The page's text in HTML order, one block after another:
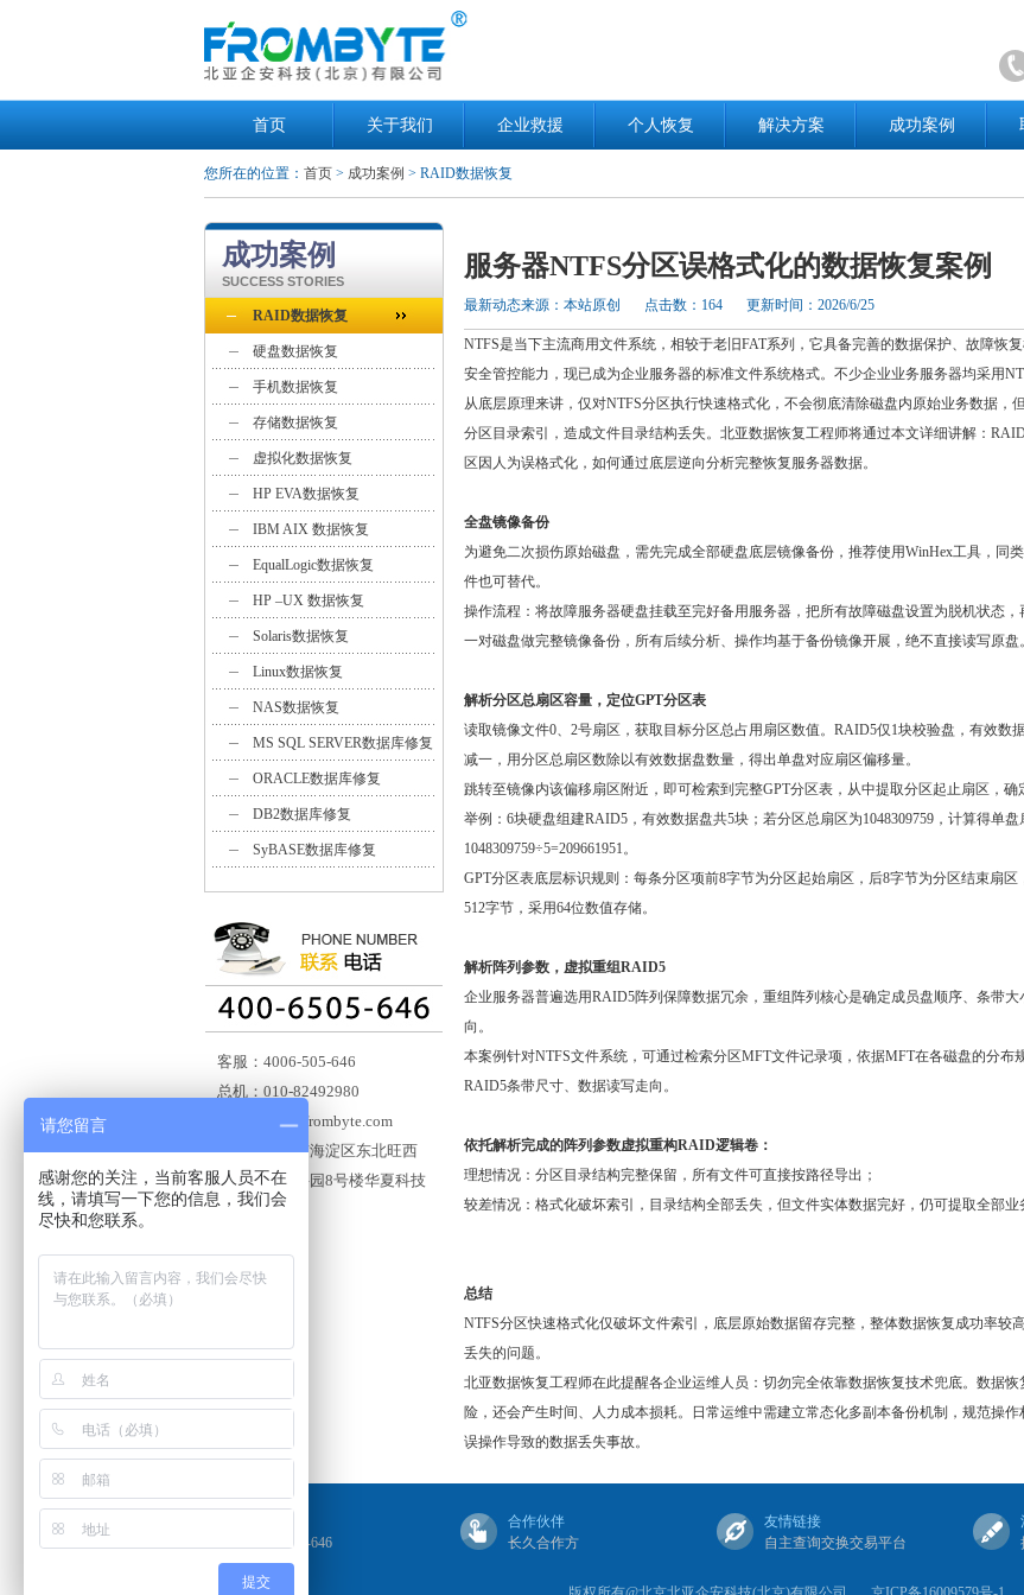
首页 关于我们 企业救援 个人恢复 解决方案 成功案例
您所在的位置： 首页 > 成功案例 > RAID数据恢复
成功案例
SUCCESS STORIES
RAID数据恢复
硬盘数据恢复
手机数据恢复
存储数据恢复
虚拟化数据恢复
HP EVA数据恢复
IBM AIX 数据恢复
EqualLogic数据恢复
HP –UX 数据恢复
Solaris数据恢复
Linux数据恢复
NAS数据恢复
MS SQL SERVER数据库修复
ORACLE数据库修复
DB2数据库修复
SyBASE数据库修复
客服：4006-505-646
总机：010-82492980
邮箱：user@frombyte.com
地址：北京市海淀区东北旺西
路中关村软件园8号楼华夏科技
大厦309A
服务器NTFS分区误格式化的数据恢复案例
最新动态来源：本站原创 点击数：164 更新时间：2026/6/25
NTFS是当下主流商用文件系统，相较于老旧FAT系列，它具备完善的数据保护、故障恢
安全管控能力，现已成为企业服务器的标准文件系统格式。不少企业业务服务器均采用
从底层原理来讲，仅对NTFS分区执行快速格式化，不会彻底清除磁盘内原始业务数据，
分区目录索引，造成文件目录结构丢失。北亚数据恢复工程师将通过本文详细讲解：
区因人为误格式化，如何通过底层逆向分析完整恢复服务器数据。
全盘镜像备份
为避免二次损伤原始磁盘，需先完成全部硬盘底层镜像备份，推荐使用WinHex工具，同
件也可替代。
操作流程：将故障服务器硬盘挂载至完好备用服务器，把所有故障磁盘设置为脱机状态，
一对磁盘做完整镜像备份，所有后续分析、操作均基于备份镜像开展，绝不直接读写原盘。
解析分区总扇区容量，定位GPT分区表
读取镜像文件0、2号扇区，获取目标分区总占用扇区数值。RAID5仅1块校验盘，有效数
减一，用分区总扇区数除以有效数据盘数量，得出单盘对应扇区偏移量。
跳转至镜像内该偏移扇区附近，即可检索到完整GPT分区表，从中提取分区起止扇区，确
举例：6块硬盘组建RAID5，有效数据盘共5块；若分区总扇区为1048309759，计算得单盘
1048309759÷5=209661951。
GPT分区表底层标识规则：每条分区项前8字节为分区起始扇区，后8字节为分区结束扇区
512字节，采用64位数值存储。
解析阵列参数，虚拟重组RAID5
企业服务器普遍选用RAID5阵列保障数据冗余，重组阵列核心是确定成员盘顺序、条带大
向。
本案例针对NTFS文件系统，可通过检索分区MFT文件记录项，依据MFT在各磁盘的分布
RAID5条带尺寸、数据读写走向。
依托解析完成的阵列参数虚拟重构RAID逻辑卷：
理想情况：分区目录结构完整保留，所有文件可直接按路径导出；
较差情况：格式化破坏索引，目录结构全部丢失，但文件实体数据完好，仍可提取全部业
总结
NTFS分区快速格式化仅破坏文件索引，底层原始数据留存完整，整体数据恢复成功率较
丢失的问题。
北亚数据恢复工程师在此提醒各企业运维人员：切勿完全依靠数据恢复技术兜底。数据恢
险，还会产生时间、人力成本损耗。日常运维中需建立常态化多副本备份机制，规范操作
误操作导致的数据丢失事故。
4006-505-646
合作伙伴
长久合作方
友情链接
自主查询交换交易平台
请您留言
感谢您的关注，当前客服人员不在
线，请填写一下您的信息，我们会
尽快和您联系。
提交